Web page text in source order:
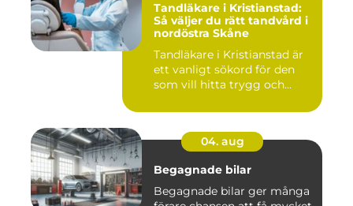
Tandläkare i Kristianstad:
Så väljer du rätt tandvård i
nordöstra Skåne
Tandläkare i Kristianstad är
ett vanligt sökord för den
som vill hitta trygg och...
04. aug
Begagnade bilar
Begagnade bilar ger många